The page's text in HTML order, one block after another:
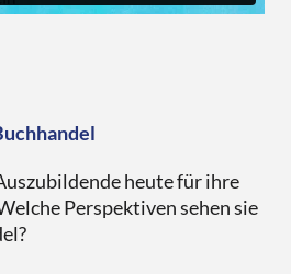
heute für ihre
Perspektiven sehen sie